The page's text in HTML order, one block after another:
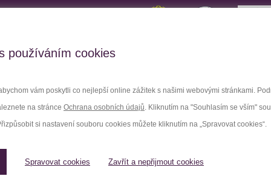
používáním cookies
vám poskytli co nejlepší online zážitek s našimi webovými stránkami.
na stránce Ochrana osobních údajů. Kliknutím na "Souhlasím se vším"
si nastavení souboru cookies můžete kliknutím na „Spravovat cookies“.
Spravovat cookies Zavřít a nepřijmout cookies
opatření
Facebook Youtube